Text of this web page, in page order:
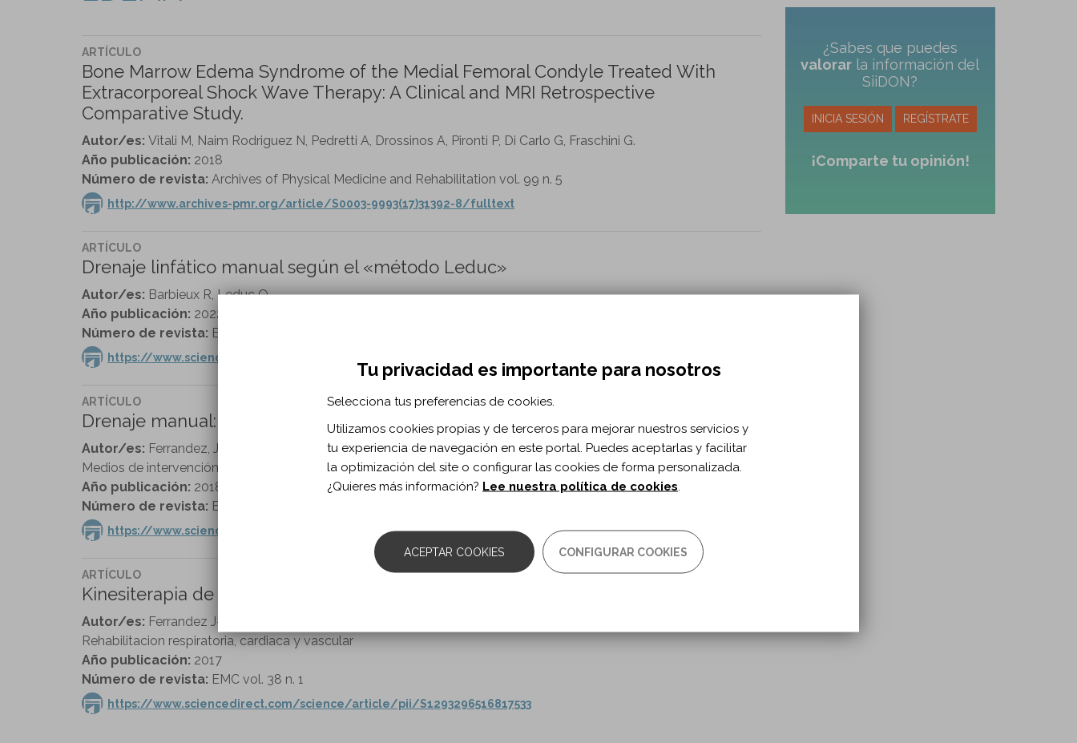
ARTÍCULO
Bone Marrow Edema Syndrome of the Medial Femoral Condyle Treated With
Extracorporeal Shock Wave Therapy: A Clinical and MRI Retrospective
Comparative Study.
Autor/es: Vitali M, Naim Rodriguez N, Pedretti A, Drossinos A, Pironti P, Di Carlo G, Fraschini G.
Año publicación: 2018
Número de revista: Archives of Physical Medicine and Rehabilitation vol. 99 n. 5
http://www.archives-pmr.org/article/S0003-9993(17)31392-8/fulltext
ARTÍCULO
Drenaje linfático manual según el «método Leduc»
Autor/es: Barbieux R, Leduc O
Año publicación: 2022
Número de revista: EMC vol. 43 n. 1
https://www.sciencedirect.com/science/article/pii/S1293296521459748
ARTÍCULO
Drenaje manual: una técnica basada en hechos
Autor/es: Ferrandez, JC, Ganchou PH, The S
Medios de intervención pasivas
Año publicación: 2018
Número de revista: EMC vol. 39 n. 3
https://www.sciencedirect.com/science/article/pii/S1293296518913848
ARTÍCULO
Kinesiterapia de los trastornos circulatorios de retorno
Autor/es: Ferrandez J-C, Theys S, Bouchet J-Y
Rehabilitacion respiratoria, cardiaca y vascular
Año publicación: 2017
Número de revista: EMC vol. 38 n. 1
https://www.sciencedirect.com/science/article/pii/S1293296516817533
¿Sabes que puedes
valorar la información del
SiiDON?
INICIA SESIÓN REGÍSTRATE
¡Comparte tu opinión!
Tu privacidad es importante para nosotros
Selecciona tus preferencias de cookies.
Utilizamos cookies propias y de terceros para mejorar nuestros servicios y
tu experiencia de navegación en este portal. Puedes aceptarlas y facilitar
la optimización del site o configurar las cookies de forma personalizada.
¿Quieres más información? Lee nuestra política de cookies
ACEPTAR COOKIES CONFIGURAR COOKIES